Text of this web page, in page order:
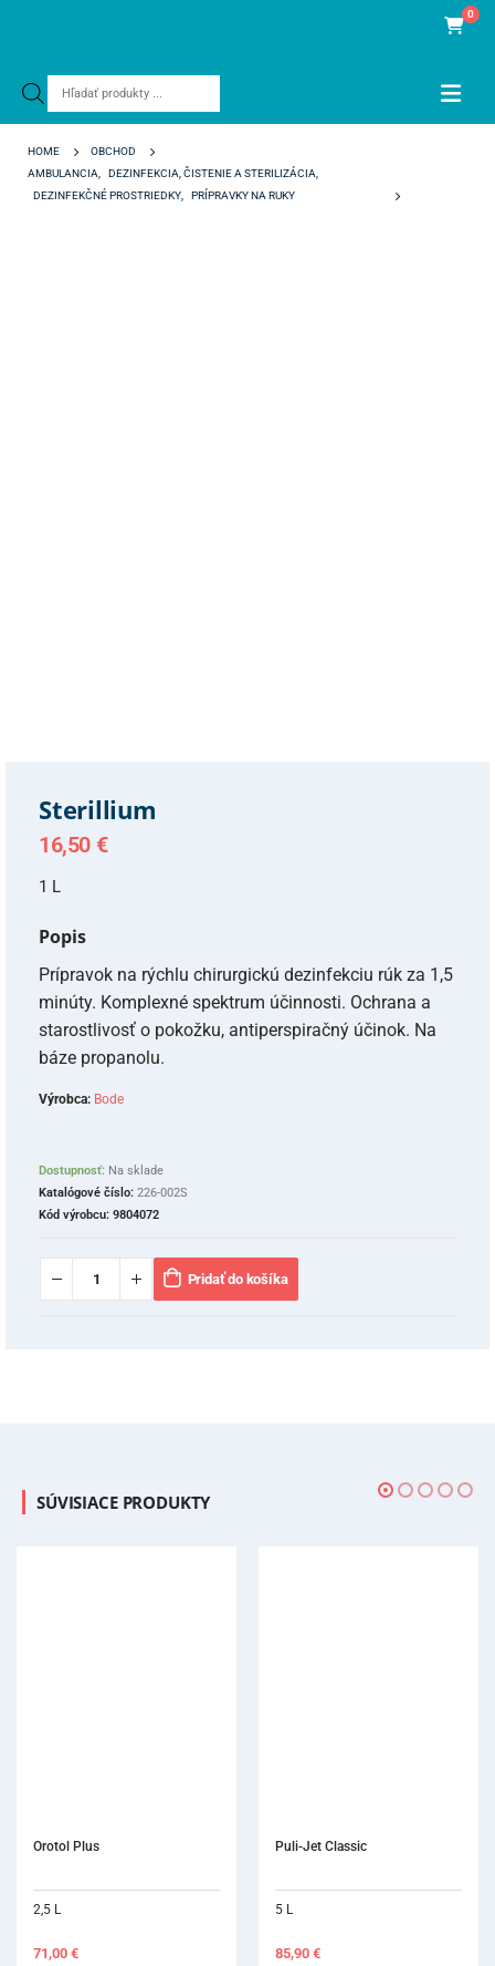
Products
0
HOME
OBCHOD
AMBULANCIA
DEZINFEKCIA, ČISTENIE A STERILIZÁCIA
DEZINFEKČNÉ PROSTRIEDKY
PRÍPRAVKY NA RUKY
Sterillium
16,50 €
1 L
Popis
Prípravok na rýchlu chirurgickú dezinfekciu rúk za 1,5
minúty. Komplexné spektrum účinnosti. Ochrana a
starostlivosť o pokožku, antiperspiračný účinok. Na
báze propanolu.
Výrobca: Bode
Dostupnosť: Na sklade
Katalógové číslo: 226-002S
Kód výrobcu: 9804072
Pridať do košíka
SÚVISIACE PRODUKTY
Puli-Jet Classic
5 L
85,90€